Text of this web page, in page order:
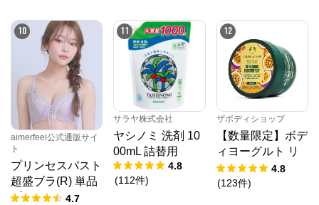
10
aimerfeel公式通販サイ
ト
プリンセスバスト
超盛ブラ(R) 単品
ブラジャー4.7
11
サラヤ株式会社
ヤシノミ 洗剤 10
00mL 詰替用
4.8
(112件)
12
ザボディショップ
【数量限定】ボデ
ィヨーグルト リ
フレッシング PF
4.8
(123件)